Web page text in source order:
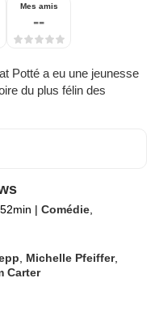
Mes amis
--
Potté a eu une jeunesse
du plus félin des
| Comédie
Michelle Pfeiffer,
Carter